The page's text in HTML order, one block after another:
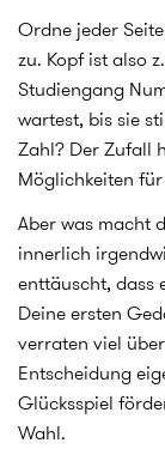
Ordne jeder
zu. Kopf ist also
Studiengang
wartest, bis sie
Zahl? Der Zufall
Möglichkeiten
Aber was macht
innerlich
enttäuscht, dass
Deine ersten
verraten viel
Entscheidung
Glücksspiel
Wahl.